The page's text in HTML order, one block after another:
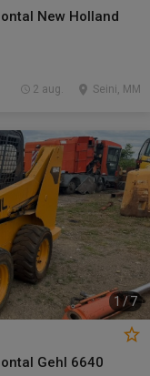
New Holland
Seini, MM
2 aug.
1/7
Gehl 6640